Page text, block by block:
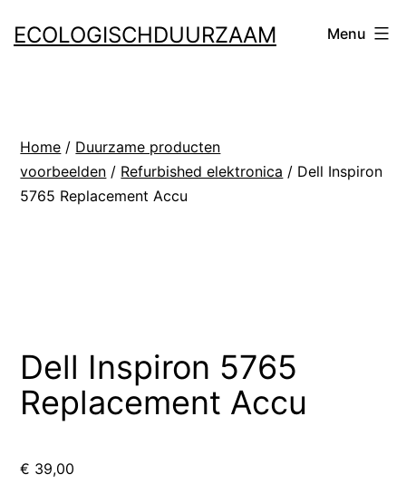
naar
ECOLOGISCHDUURZAAM Menu
Home / Duurzame producten
voorbeelden / Refurbished elektronica / Dell Inspiron
5765 Replacement Accu
Dell Inspiron 5765
Replacement Accu
€ 39,00